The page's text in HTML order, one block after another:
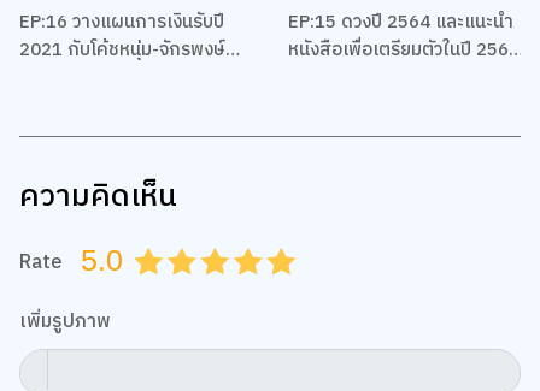
EP:16 วางแผนการเงินรับปี
2021 กับโค้ชหนุ่ม-จักรพงษ์
EP:15 ดวงปี 2564 และแนะนำ
หนังสือเพื่อเตรียมตัวในปี 2564
ความคิดเห็น
Rate 5.0 4.5
4.0
3.5
3.0
2.5
2.0
1.5
1.0
0.5
เพิ่มรูปภาพ